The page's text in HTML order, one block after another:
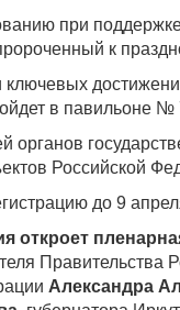
при
к
в павильоне
Российской
до 9
откроет
Правительства
Александра